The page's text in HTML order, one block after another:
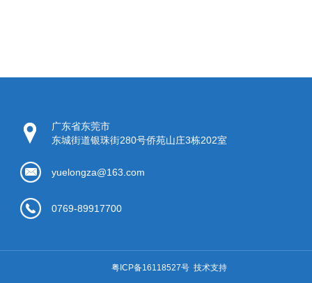
广东省东莞市
东城街道银珠街280号侨苑山庄3栋202室
yuelongza@163.com
0769-89917700
粤ICP备16118527号 技术支持